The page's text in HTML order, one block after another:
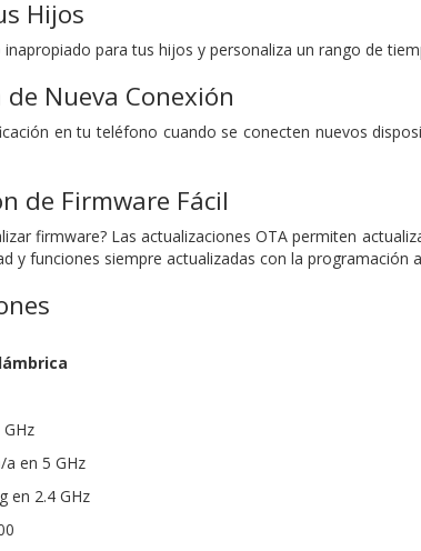
Hijos
para tus hijos y personaliza un rango de
Nueva Conexión
en tu teléfono cuando se conecten nuevos
de Firmware Fácil
firmware? Las actualizaciones OTA permiten
y funciones siempre actualizadas con la programación
GHz
a en 5 GHz
en 2.4 GHz